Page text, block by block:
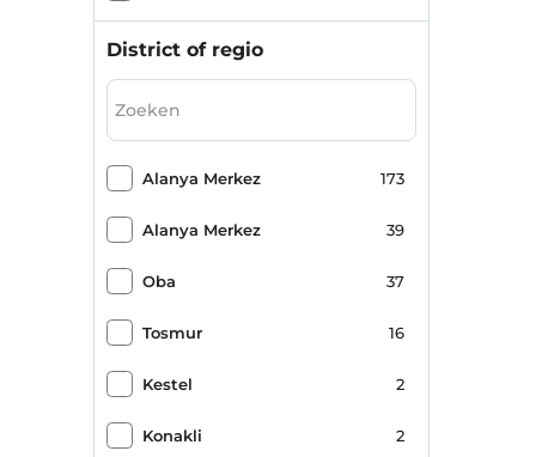
District of regio
Alanya Merkez 173
Alanya Merkez 39
Oba 37
Tosmur 16
Kestel 2
Konakli 2